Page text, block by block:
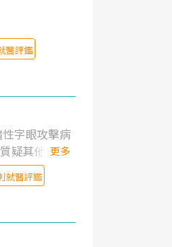
醫評鑑
字眼攻擊病
疑其他醫生
更多
就醫評鑑